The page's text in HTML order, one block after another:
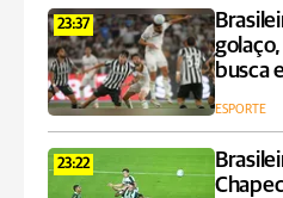
23:37
busca
ESPORTE
23:22